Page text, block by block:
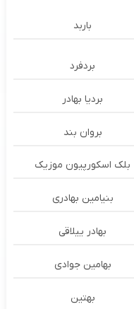
باربد
بردفرد
بردیا بهادر
بروان بند
بلک اسکورپیون موزیک
بنیامین بهادری
بهادر ییلاقی
بهامین جوادی
بهتین